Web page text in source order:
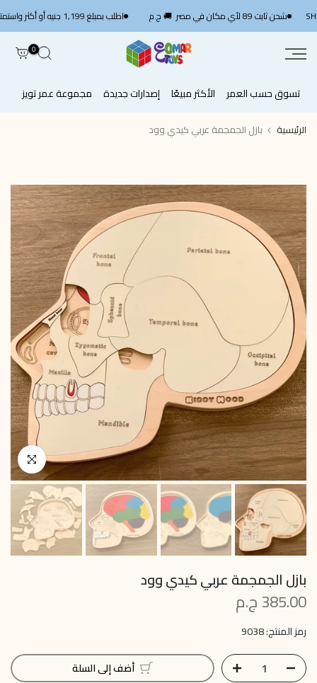
الانتقال
إلى
المحتوى
شحن ثابت 89 لأي مكان في مصر 🚚 ج.م اطلب بمبلغ 1,199 جنيه أو أكثر واستمتع بشحن سريع مجاني — استخدم الكود
0
تسوق حسب العمر الأكثر مبيعًا إصدارات جديدة مجموعة عمر تويز
الرئيسية بازل الجمجمة عربي كيدي وود
انقر للتكبير
بازل الجمجمة عربي كيدي وود
385.00 ج.م
رمز المنتج:9038
أضف إلى السلة